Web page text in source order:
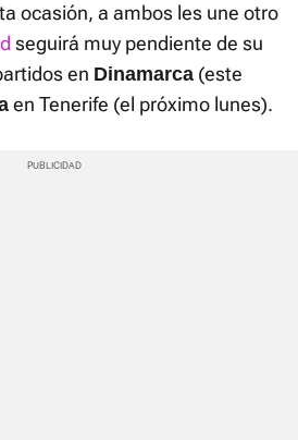
ocasión, a ambos les une otro
seguirá muy pendiente de su
en Dinamarca (este
en Tenerife (el próximo lunes).